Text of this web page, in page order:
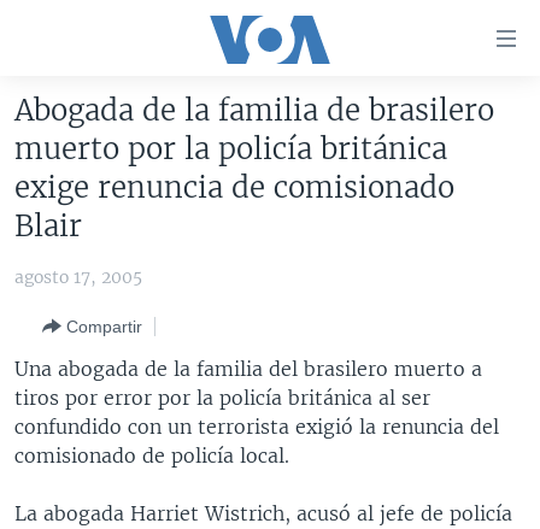
accesibilidad
contenido
principal
principal
Salte
búsqueda
AMÉRICA DEL NORTE
MÉXICO
ELECCIONES EEUU 2024
ELECCIONES EEUU
VOA VERIFICA
COLOMBIA
CHILE
ECUADOR
COSTA RICA
EL SALVADOR
HONDURAS
OTRAS SECCIONES
INMIGRACIÓN
LIBERTAD DE PRENSA
MUNDO
ESPECIALES DE LA VOA
LIBERTAD DE PRENSA
UCRANIA
Abogada de la familia de brasilero
muerto por la policía británica
exige renuncia de comisionado
Blair
agosto 17, 2005
Compartir
Una abogada de la familia del brasilero muerto a
tiros por error por la policía británica al ser
confundido con un terrorista exigió la renuncia del
comisionado de policía local.
La abogada Harriet Wistrich, acusó al jefe de policía